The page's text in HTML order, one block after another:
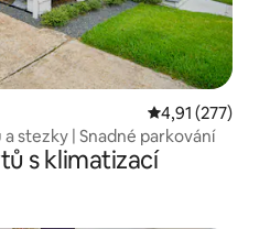
Průměrné
4,91 (277)
stezky | Snadné parkování
s klimatizací